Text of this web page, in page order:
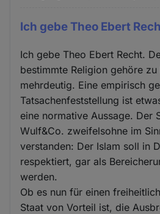
Ich gebe Theo Ebert
Ich gebe Theo Ebert Recht.
bestimmte Religion gehöre
mehrdeutig. Eine empirisch
Tatsachenfeststellung ist
eine normative Aussage. Der
Wulf&Co. zweifelsohne im
verstanden: Der Islam soll in
respektiert, gar als
werden.
Ob es nun für einen
Staat von Vorteil ist, die